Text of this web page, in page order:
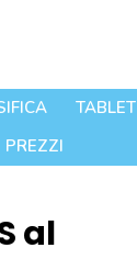
TABLET
PREZZI
al